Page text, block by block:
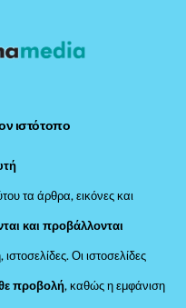
ιστότοπο
τα άρθρα, εικόνες και
και προβάλλονται
Οι ιστοσελίδες
προβολή, καθώς η εμφάνιση